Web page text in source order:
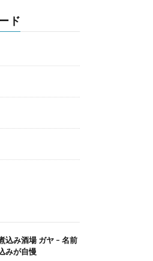
ド
込み酒場 ガヤ – 名前
みが自慢